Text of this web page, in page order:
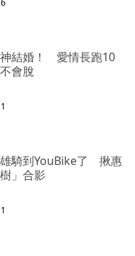
結婚！ 愛情長跑10
會脫
騎到YouBike了 揪惠
」合影